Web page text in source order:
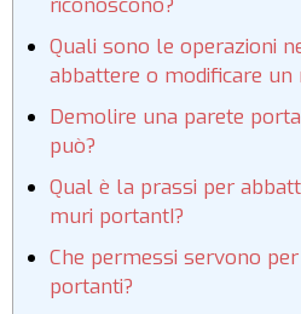
Quali sono le operazioni
abbattere o modificare
Demolire una parete
può?
Qual è la prassi per
muri portantI?
Che permessi servono
portanti?